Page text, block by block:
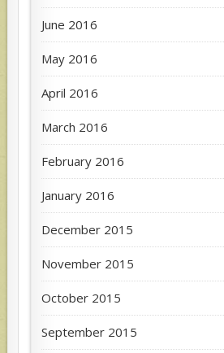
June 2016
May 2016
April 2016
March 2016
February 2016
January 2016
December 2015
November 2015
October 2015
September 2015